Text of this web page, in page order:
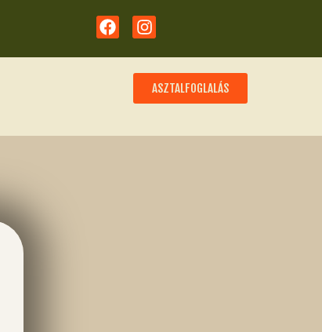
ASZTALFOGLALÁS